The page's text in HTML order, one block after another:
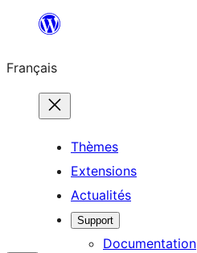
contenu
Français
Thèmes
Extensions
Actualités
Support
Documentation